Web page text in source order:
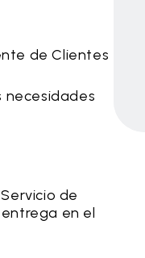
de Clientes
necesidades
de
en el